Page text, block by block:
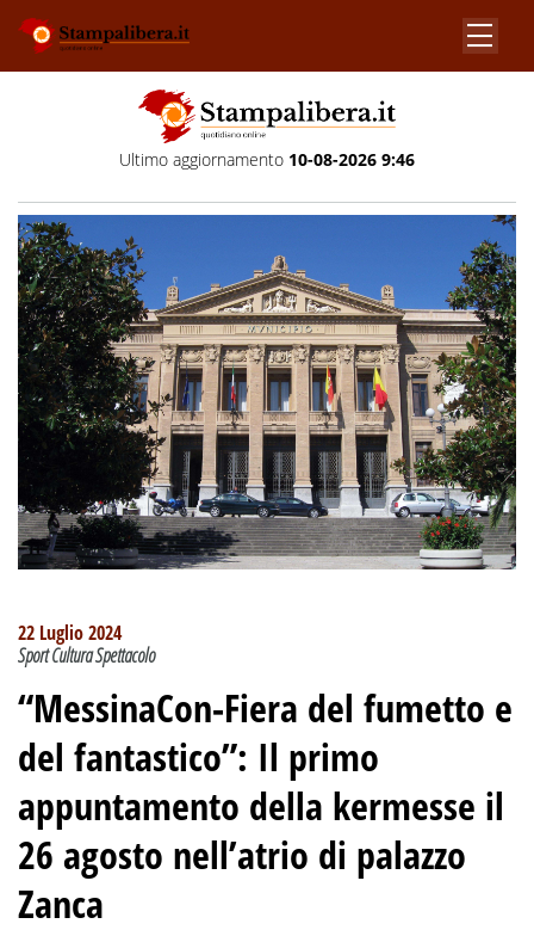
Ultimo aggiornamento 10-08-2026 9:46
22 Luglio 2024
Sport Cultura Spettacolo
“MessinaCon-Fiera del fumetto e
del fantastico”: Il primo
appuntamento della kermesse il
26 agosto nell’atrio di palazzo
Zanca